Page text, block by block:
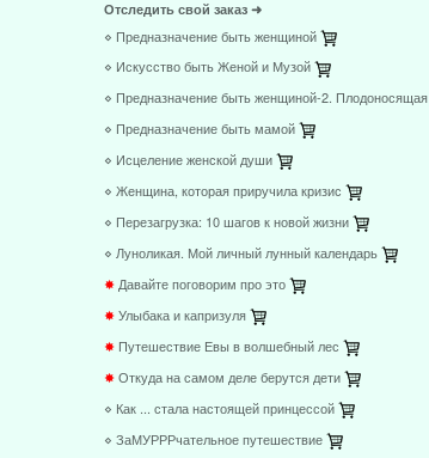
Отследить свой заказ ➜
⋄ Предназначение быть женщиной
⋄ Искусство быть Женой и Музой
⋄ Предназначение быть женщиной-2. Плодоносящая
⋄ Предназначение быть мамой
⋄ Исцеление женской души
⋄ Женщина, которая приручила кризис
⋄ Перезагрузка: 10 шагов к новой жизни
⋄ Луноликая. Мой личный лунный календарь
✸ Давайте поговорим про это
✸Улыбака и капризуля
✸ Путешествие Евы в волшебный лес
✸Откуда на самом деле берутся дети
⋄ Как ... стала настоящей принцессой
⋄ ЗаМУРРРчательное путешествие